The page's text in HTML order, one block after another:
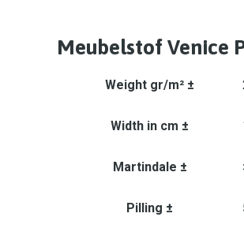
Meubelstof Venice
Weight gr/m² ±
Width in cm ±
Martindale ±
Pilling ±